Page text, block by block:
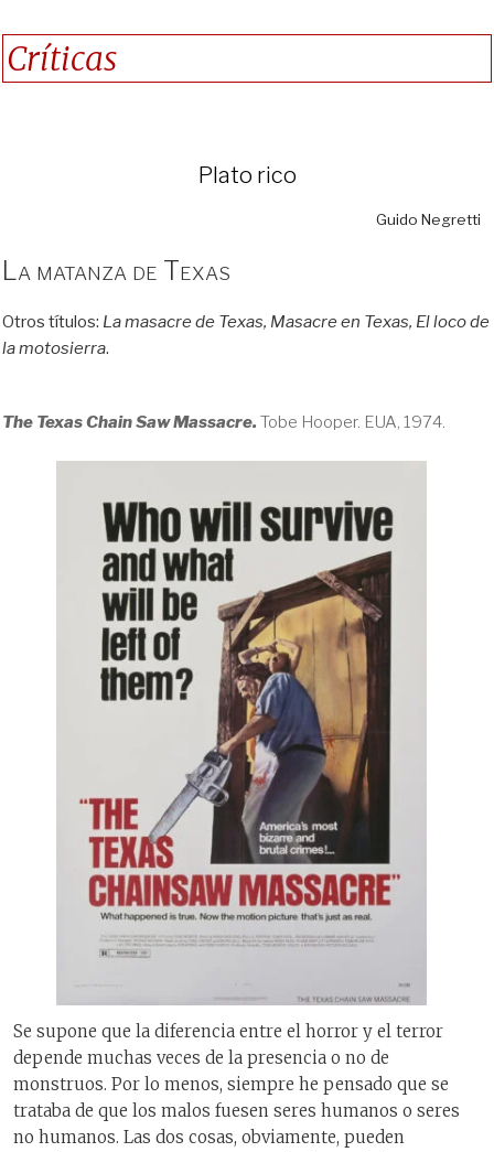
Críticas
Plato rico
Guido Negretti
La matanza de Texas
Otros títulos: La masacre de Texas, Masacre en Texas, El loco de
la motosierra.
The Texas Chain Saw Massacre. Tobe Hooper. EUA, 1974.
Se supone que la diferencia entre el horror y el terror
depende muchas veces de la presencia o no de
monstruos. Por lo menos, siempre he pensado que se
trataba de que los malos fuesen seres humanos o seres
no humanos. Las dos cosas, obviamente, pueden